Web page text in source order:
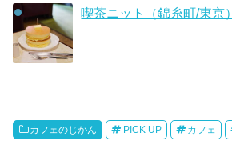
喫茶ニット（錦糸町/東京）
カフェのじかん PICK UP カフェ